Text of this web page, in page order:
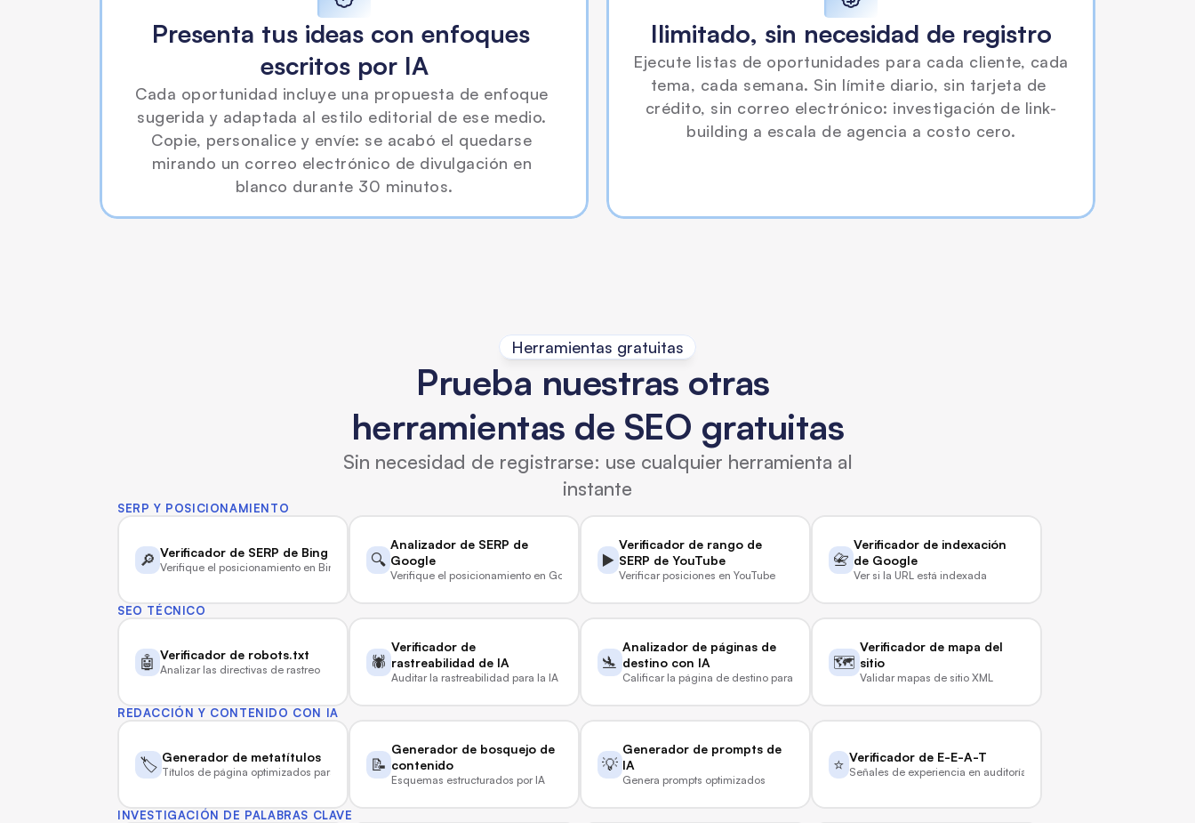
Presenta tus ideas con enfoques
escritos por IA
Cada oportunidad incluye una propuesta de enfoque
sugerida y adaptada al estilo editorial de ese medio.
Copie, personalice y envíe: se acabó el quedarse
mirando un correo electrónico de divulgación en
blanco durante 30 minutos.
Ilimitado, sin necesidad de registro
Ejecute listas de oportunidades para cada cliente, cada
tema, cada semana. Sin límite diario, sin tarjeta de
crédito, sin correo electrónico: investigación de link-
building a escala de agencia a costo cero.
Herramientas gratuitas
Prueba nuestras otras
herramientas de SEO gratuitas
Sin necesidad de registrarse: use cualquier herramienta al
instante
SERP Y POSICIONAMIENTO
🔎 Verificador de SERP de Bing
Verifique el posicionamiento en Bing en vivo🔍
Analizador de SERP de
Google
Verifique el posicionamiento en Google en vivo
▶️
Verificador de rango de
SERP de YouTube
Verificar posiciones en YouTube
📇
Verificador de indexación
de Google
Ver si la URL está indexada
SEO TÉCNICO
🤖 Verificador de robots.txt
Analizar las directivas de rastreo 🕷️
Verificador de
rastreabilidad de IA
Auditar la rastreabilidad para la IA
🛬
Analizador de páginas de
destino con IA
Calificar la página de destino para la búsqueda de IA
🗺️
Verificador de mapa del
sitio
Validar mapas de sitio XML
REDACCIÓN Y CONTENIDO CON IA
🏷️ Generador de metatítulos
Títulos de página optimizados para SEO 📝
Generador de bosquejo de
contenido
Esquemas estructurados por IA
💡
Generador de prompts de
IA
Genera prompts optimizados
⭐ Verificador de E-E-A-T
Señales de experiencia en auditoría
INVESTIGACIÓN DE PALABRAS CLAVE